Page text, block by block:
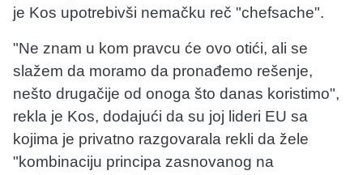
je Kos upotrebivši nemačku reč "chefsache".
"Ne znam u kom pravcu će ovo otići, ali se
slažem da moramo da pronađemo rešenje,
nešto drugačije od onoga što danas koristimo",
rekla je Kos, dodajući da su joj lideri EU sa
kojima je privatno razgovarala rekli da žele
"kombinaciju principa zasnovanog na